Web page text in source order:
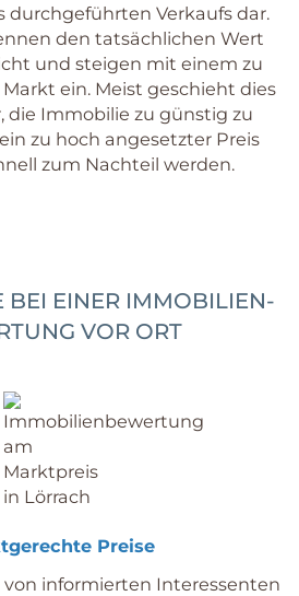
durchgeführten Verkaufs dar.
den tatsächlichen Wert
und steigen mit einem zu
ein. Meist geschieht dies
die Immobilie zu günstig zu
zu hoch angesetzter Preis
zum Nachteil werden.
BEI EINER IMMOBILIEN­
VOR ORT
Preise
informierten Interessenten